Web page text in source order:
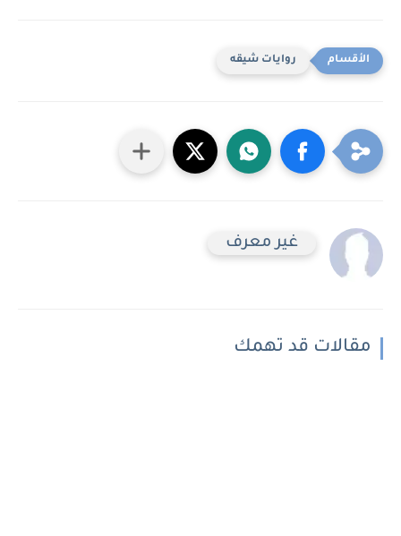
روايات شيقه
غير معرف
مقالات قد تهمك